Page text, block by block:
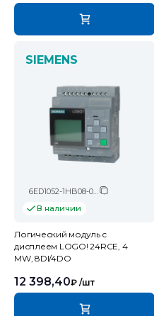
SIEMENS
6ED1052-1HB08-0BA2
В наличии
Логический модуль c
дисплеем LOGO! 24RCE, 4
MW, 8DI/4DO
12 398,40₽ /шт